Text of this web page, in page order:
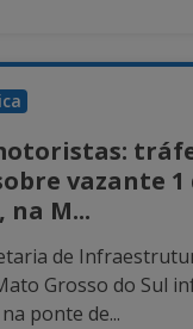
vazante 1
na M...
de
Grosso do Sul
ponte de...